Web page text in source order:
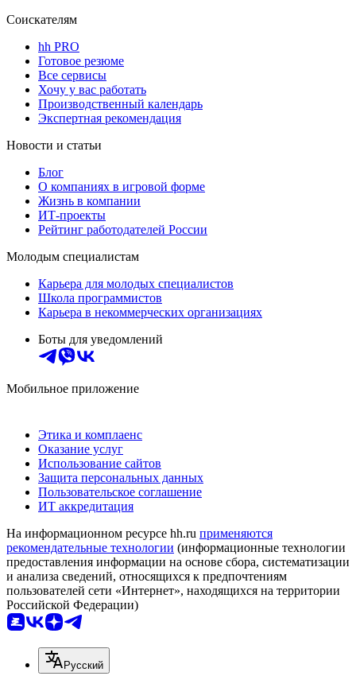
Соискателям
hh PRO
Готовое резюме
Все сервисы
Хочу у вас работать
Производственный календарь
Экспертная рекомендация
Новости и статьи
Блог
О компаниях в игровой форме
Жизнь в компании
ИТ-проекты
Рейтинг работодателей России
Молодым специалистам
Карьера для молодых специалистов
Школа программистов
Карьера в некоммерческих организациях
Боты для уведомлений
Мобильное приложение
Этика и комплаенс
Оказание услуг
Использование сайтов
Защита персональных данных
Пользовательское соглашение
ИТ аккредитация
На информационном ресурсе hh.ru применяются
рекомендательные технологии (информационные технологии
предоставления информации на основе сбора, систематизации
и анализа сведений, относящихся к предпочтениям
пользователей сети «Интернет», находящихся на территории
Российской Федерации)
Русский